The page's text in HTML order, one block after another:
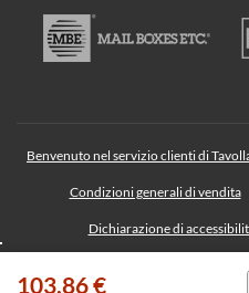
103,86 €
Benvenuto nel servizio clienti di
Condizioni generali di vendita
Dichiarazione di
TAVOLLA Srl - Sede legale: Via
03709140135 | REA: